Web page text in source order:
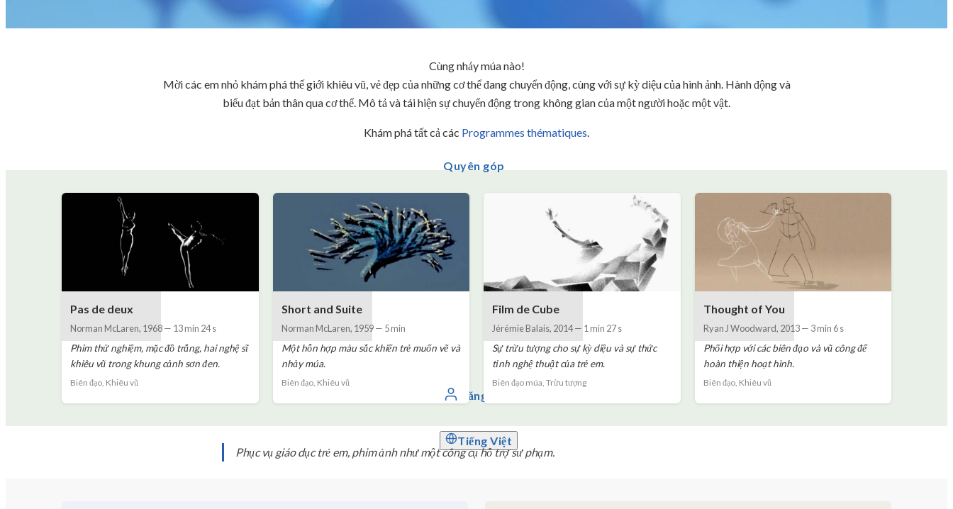
Quyên góp
Đăng nhập
Tiếng Việt
Cùng nhảy múa nào!
Mời các em nhỏ khám phá thế giới khiêu vũ, vẻ đẹp của những cơ thể đang chuyển động, cùng với sự kỳ diệu của hình ảnh. Hành động và
biểu đạt bản thân qua cơ thể. Mô tả và tái hiện sự chuyển động trong không gian của một người hoặc một vật.
Khám phá tất cả các Programmes thématiques.
Pas de deux
Norman McLaren, 1968— 13 min 24 s
Phim thử nghiệm, mặc đồ trắng, hai nghệ sĩ
khiêu vũ trong khung cảnh sơn đen.
Biên đạo, Khiêu vũ
Short and Suite
Norman McLaren, 1959— 5 min
Một hỗn hợp màu sắc khiến trẻ muốn vẽ và
nhảy múa.
Biên đạo, Khiêu vũ
Film de Cube
Jérémie Balais, 2014— 1 min 27 s
Sự trừu tượng cho sự kỳ diệu và sự thức
tỉnh nghệ thuật của trẻ em.
Biên đạo múa, Trừu tượng
Thought of You
Ryan J Woodward, 2013— 3 min 6 s
Phối hợp với các biên đạo và vũ công để
hoàn thiện hoạt hình.
Biên đạo, Khiêu vũ
Phục vụ giáo dục trẻ em, phim ảnh như một công cụ hỗ trợ sư phạm.